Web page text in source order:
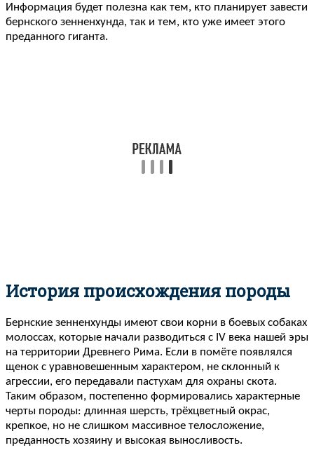
Информация будет полезна как тем, кто планирует завести
бернского зенненхунда, так и тем, кто уже имеет этого
преданного гиганта.
История происхождения породы
Бернские зенненхунды имеют свои корни в боевых собаках
молоссах, которые начали разводиться с IV века нашей эры
на территории Древнего Рима. Если в помёте появлялся
щенок с уравновешенным характером, не склонный к
агрессии, его передавали пастухам для охраны скота.
Таким образом, постепенно формировались характерные
черты породы: длинная шерсть, трёхцветный окрас,
крепкое, но не слишком массивное телосложение,
преданность хозяину и высокая выносливость.